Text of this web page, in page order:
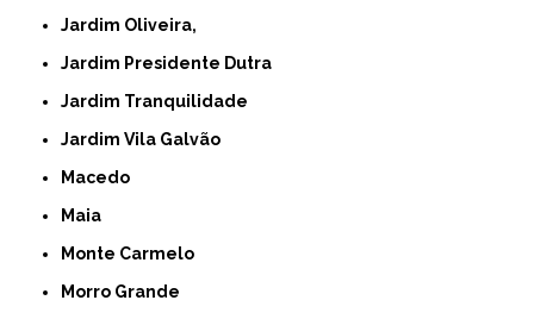
Jardim Oliveira,
Jardim Presidente Dutra
Jardim Tranquilidade
Jardim Vila Galvão
Macedo
Maia
Monte Carmelo
Morro Grande